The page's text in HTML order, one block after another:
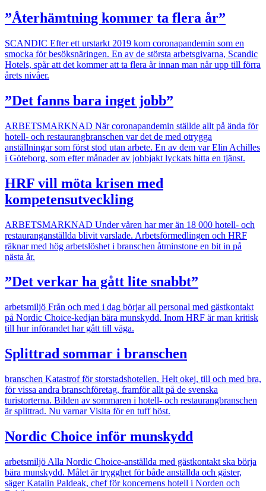
”Återhämtning kommer ta flera år”
SCANDIC Efter ett urstarkt 2019 kom coronapandemin som en
smocka för besöksnäringen. En av de största arbetsgivarna, Scandic
Hotels, spår att det kommer att ta flera år innan man når upp till förra
årets nivåer.
”Det fanns bara inget jobb”
ARBETSMARKNAD När coronapandemin ställde allt på ända för
hotell- och restaurangbranschen var det de med otrygga
anställningar som först stod utan arbete. En av dem var Elin Achilles
i Göteborg, som efter månader av jobbjakt lyckats hitta en tjänst.
HRF vill möta krisen med
kompetensutveckling
ARBETSMARKNAD Under våren har mer än 18 000 hotell- och
restauranganställda blivit varslade. Arbetsförmedlingen och HRF
räknar med hög arbetslöshet i branschen åtminstone en bit in på
nästa år.
”Det verkar ha gått lite snabbt”
arbetsmiljö Från och med i dag börjar all personal med gästkontakt
på Nordic Choice-kedjan bära munskydd. Inom HRF är man kritisk
till hur införandet har gått till väga.
Splittrad sommar i branschen
branschen Katastrof för storstadshotellen. Helt okej, till och med bra,
för vissa andra branschföretag, framför allt på de svenska
turistorterna. Bilden av sommaren i hotell- och restaurangbranschen
är splittrad. Nu varnar Visita för en tuff höst.
Nordic Choice inför munskydd
arbetsmiljö Alla Nordic Choice-anställda med gästkontakt ska börja
bära munskydd. Målet är trygghet för både anställda och gäster,
säger Katalin Paldeak, chef för koncernens hotell i Norden och